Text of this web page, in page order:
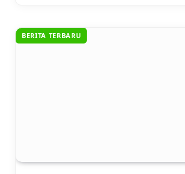
BERITA TERBARU